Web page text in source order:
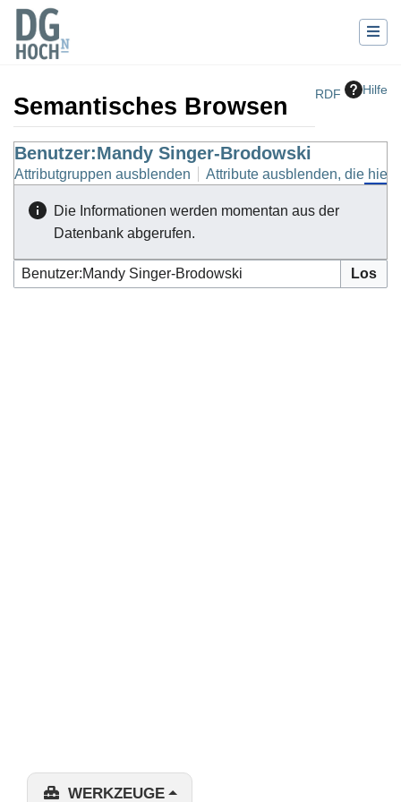
RDF Hilfe
Semantisches Browsen
Wechseln zu:Navigation,Suche
Benutzer:Mandy Singer-Brodowski
Attributgruppen ausblenden Attribute ausblenden, die
Die Informationen werden momentan aus der
Datenbank abgerufen.
WERKZEUGE